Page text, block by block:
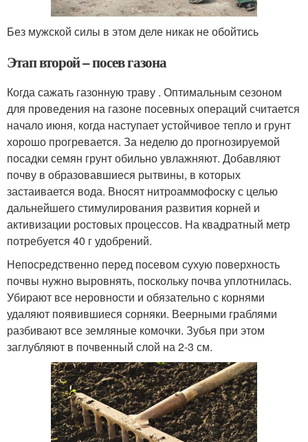
Без мужской силы в этом деле никак не обойтись
Этап второй – посев газона
Когда сажать газонную траву . Оптимальным сезоном
для проведения на газоне посевных операций считается
начало июня, когда наступает устойчивое тепло и грунт
хорошо прогревается. За неделю до прогнозируемой
посадки семян грунт обильно увлажняют. Добавляют
почву в образовавшиеся рытвины, в которых
застаивается вода. Вносят нитроаммофоску с целью
дальнейшего стимулирования развития корней и
активизации ростовых процессов. На квадратный метр
потребуется 40 г удобрений.
Непосредственно перед посевом сухую поверхность
почвы нужно выровнять, поскольку почва уплотнилась.
Убирают все неровности и обязательно с корнями
удаляют появившиеся сорняки. Веерными граблями
разбивают все земляные комочки. Зубья при этом
заглубляют в почвенный слой на 2-3 см.